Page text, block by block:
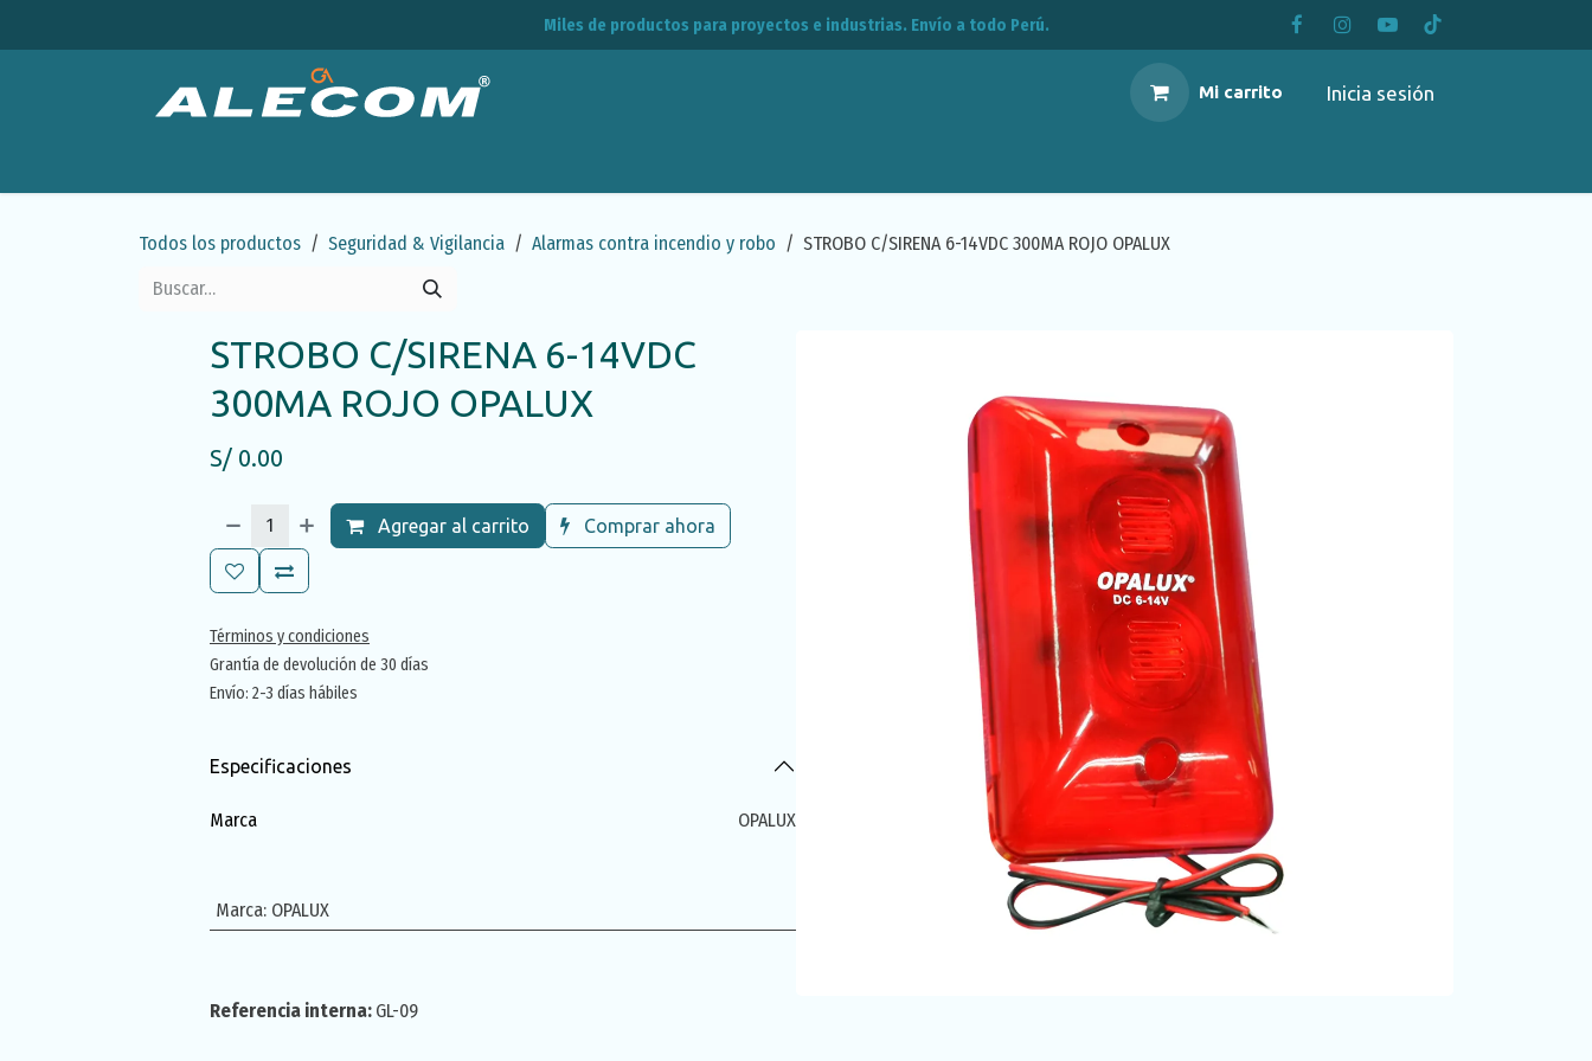
Miles de productos para proyectos e industrias. Envío a todo Perú.
Mi carrito Inicia sesión
Todos los productos Seguridad & Vigilancia Alarmas contra incendio y robo STROBO C/SIRENA 6-14VDC 300MA ROJO OPALUX
STROBO C/SIRENA 6-14VDC
300MA ROJO OPALUX
S/ 0.00
Agregar al carrito Comprar ahora
Términos y condiciones
Grantía de devolución de 30 días
Envío: 2-3 días hábiles
Especificaciones
Marca OPALUX
Marca: OPALUX
Referencia interna: GL-09